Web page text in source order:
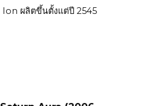
ผลิตขึ้นตั้งแต่ปี 2545